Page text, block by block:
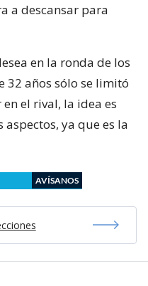
a descansar para
en la ronda de los
32 años sólo se limitó
el rival, la idea es
ya que es la
AVÍSANOS